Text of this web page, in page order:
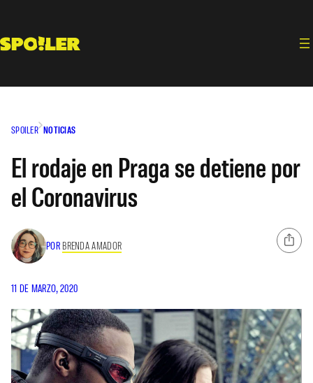
contenido
SPOILER NOTICIAS
El rodaje en Praga se detiene por
el Coronavirus
POR BRENDA AMADOR
11 DE MARZO, 2020